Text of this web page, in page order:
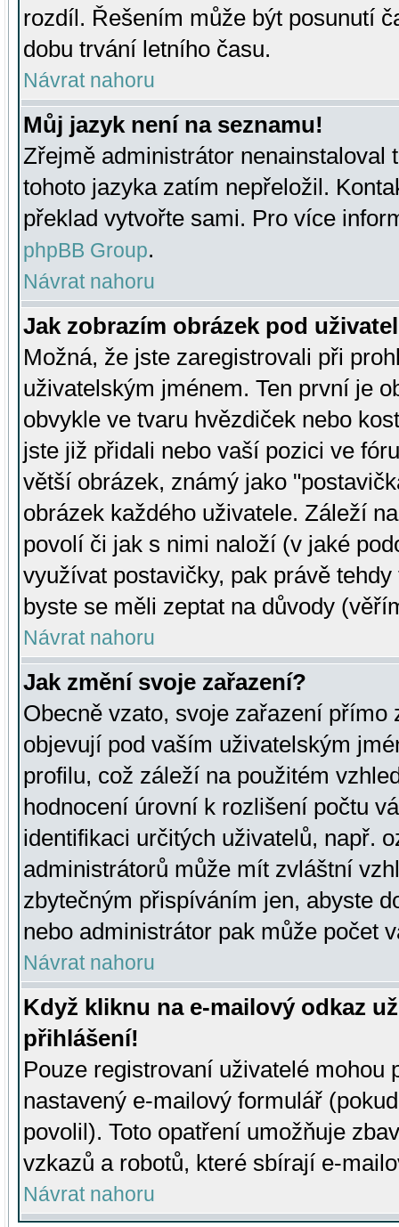
rozdíl. Řešením může být posunutí
dobu trvání letního času.
Návrat nahoru
Můj jazyk není na seznamu!
Zřejmě administrátor nenainstaloval
tohoto jazyka zatím nepřeložil.
překlad vytvořte sami. Pro více
phpBB Group.
Návrat nahoru
Jak zobrazím obrázek pod
Možná, že jste zaregistrovali při
uživatelským jménem. Ten první je
obvykle ve tvaru hvězdiček nebo
jste již přidali nebo vaší pozici ve
větší obrázek, známý jako
obrázek každého uživatele. Záleží
povolí či jak s nimi naloží (v jaké
využívat postavičky, pak právě
byste se měli zeptat na důvody
Návrat nahoru
Jak změní svoje zařazení?
Obecně vzato, svoje zařazení přímo
objevují pod vaším uživatelským
profilu, což záleží na použitém
hodnocení úrovní k rozlišení počtu
identifikaci určitých uživatelů, např.
administrátorů může mít zvláštní
zbytečným přispíváním jen, abyste
nebo administrátor pak může počet
Návrat nahoru
Když kliknu na e-mailový odkaz
přihlášení!
Pouze registrovaní uživatelé mohou
nastavený e-mailový formulář
povolil). Toto opatření umožňuje
vzkazů a robotů, které sbírají e-
Návrat nahoru